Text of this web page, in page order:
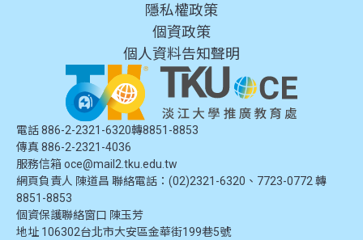
隱私權政策
個資政策
個人資料告知聲明
電話 886-2-2321-6320轉8851-8853
傳真 886-2-2321-4036
服務信箱 oce@mail2.tku.edu.tw
網頁負責人 陳道昌 聯絡電話：(02)2321-6320、7723-0772 轉
8851-8853
個資保護聯絡窗口 陳玉芳
地址 106302台北市大安區金華街199巷5號